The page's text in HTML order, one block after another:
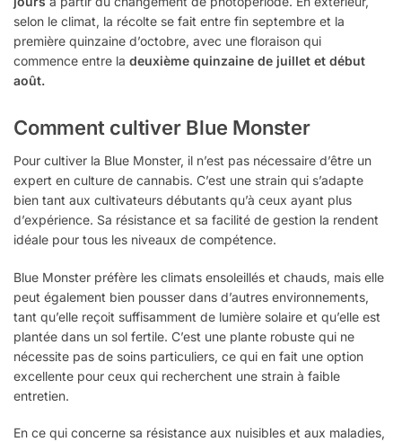
selon le climat, la récolte se fait entre fin septembre et la
première quinzaine d’octobre, avec une floraison qui
commence entre la deuxième quinzaine de juillet et début
août.
Comment cultiver Blue Monster
Pour cultiver la Blue Monster, il n’est pas nécessaire d’être un
expert en culture de cannabis. C’est une strain qui s’adapte
bien tant aux cultivateurs débutants qu’à ceux ayant plus
d’expérience. Sa résistance et sa facilité de gestion la rendent
idéale pour tous les niveaux de compétence.
Blue Monster préfère les climats ensoleillés et chauds, mais elle
peut également bien pousser dans d’autres environnements,
tant qu’elle reçoit suffisamment de lumière solaire et qu’elle est
plantée dans un sol fertile. C’est une plante robuste qui ne
nécessite pas de soins particuliers, ce qui en fait une option
excellente pour ceux qui recherchent une strain à faible
entretien.
En ce qui concerne sa résistance aux nuisibles et aux maladies,